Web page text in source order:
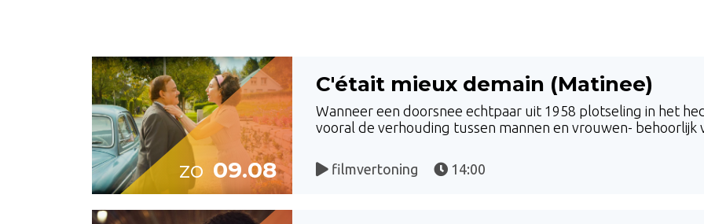
zo 09.08
C'était mieux demain (Matinee)
Wanneer een doorsnee echtpaar uit 1958 plotseling in het
vooral de verhouding tussen mannen en vrouwen- behoorlijk
filmvertoning 14:00